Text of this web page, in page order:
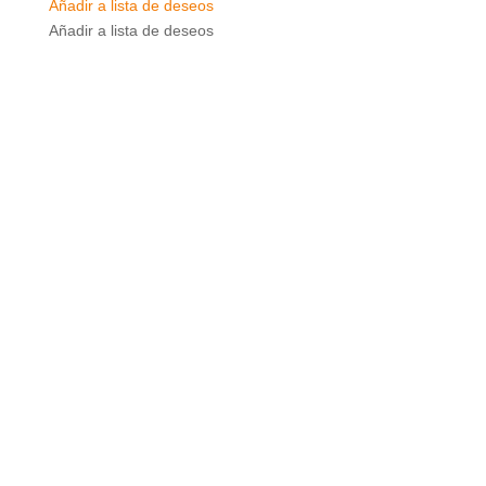
Añadir a lista de deseos
Añadir a lista de deseos